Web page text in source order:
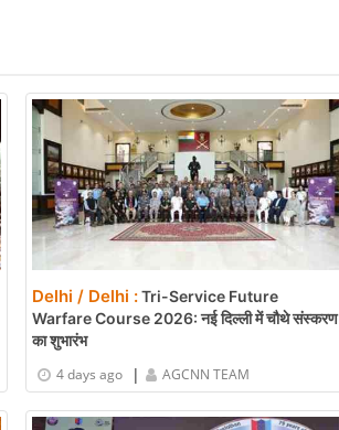
Delhi / Delhi :Tri-Service Future
Warfare Course 2026: नई दिल्ली में चौथे संस्करण
का शुभारंभ
4 days ago
| AGCNN TEAM